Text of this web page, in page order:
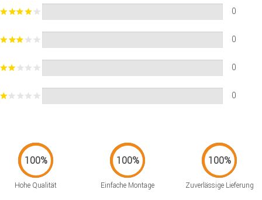
0
0
0
0
Hohe Qualität Einfache Montage Zuverlässige Lieferung